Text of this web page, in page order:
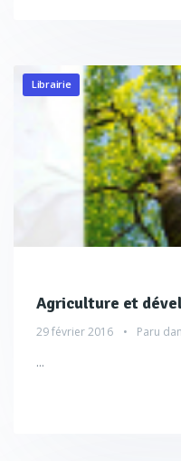
Librairie
Agriculture et
29 février 2016 Paru
...